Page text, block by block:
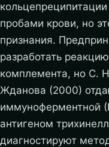
пробами крови, но
признания.
разработать
комплемента, но С.
Жданова (2000)
иммуноферментной
антигеном
диагностируют